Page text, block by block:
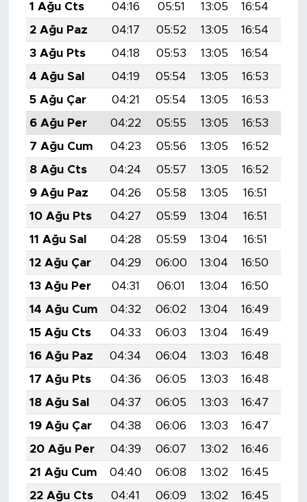
1 Ağu Cts
04:16 05:51 13:05 16:54
2 Ağu Paz
04:17 05:52 13:05 16:54
3 Ağu Pts
04:18 05:53 13:05 16:54
4 Ağu Sal
04:19 05:54 13:05 16:53
5 Ağu Çar
04:21 05:54 13:05 16:53
6 Ağu Per
04:22 05:55 13:05 16:53
7 Ağu Cum
04:23 05:56 13:05 16:52
8 Ağu Cts
04:24 05:57 13:05 16:52
9 Ağu Paz
04:26 05:58 13:05 16:51
10 Ağu Pts
04:27 05:59 13:04 16:51
11 Ağu Sal
04:28 05:59 13:04 16:51
12 Ağu Çar
04:29 06:00 13:04 16:50
13 Ağu Per
04:31 06:01 13:04 16:50
14 Ağu Cum
04:32 06:02 13:04 16:49
15 Ağu Cts
04:33 06:03 13:04 16:49
16 Ağu Paz
04:34 06:04 13:03 16:48
17 Ağu Pts
04:36 06:05 13:03 16:48
18 Ağu Sal
04:37 06:05 13:03 16:47
19 Ağu Çar
04:38 06:06 13:03 16:47
20 Ağu Per
04:39 06:07 13:02 16:46
21 Ağu Cum
04:40 06:08 13:02 16:45
22 Ağu Cts
04:41 06:09 13:02 16:45